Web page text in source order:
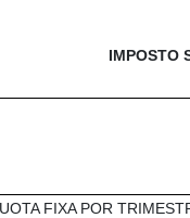
IMPOSTO
FIXA POR